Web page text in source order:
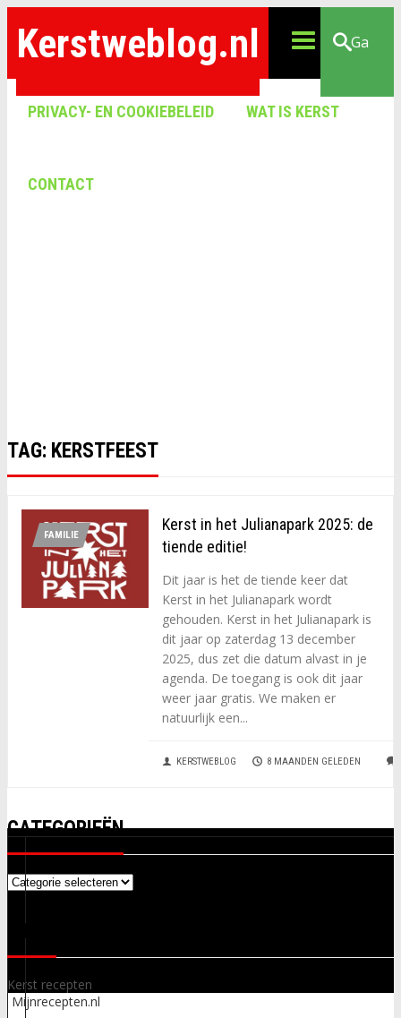
Kerstweblog.nl
PRIVACY- EN COOKIEBELEID WAT IS KERST
CONTACT
Ga
TAG: KERSTFEEST
FAMILIE
Kerst in het Julianapark 2025: de
tiende editie!
Dit jaar is het de tiende keer dat
Kerst in het Julianapark wordt
gehouden. Kerst in het Julianapark is
dit jaar op zaterdag 13 december
2025, dus zet die datum alvast in je
agenda. De toegang is ook dit jaar
weer jaar gratis. We maken er
natuurlijk een...
KERSTWEBLOG 8 MAANDEN GELEDEN
CATEGORIEËN
Categorieën
LINKS
Kerst recepten
Mijnrecepten.nl